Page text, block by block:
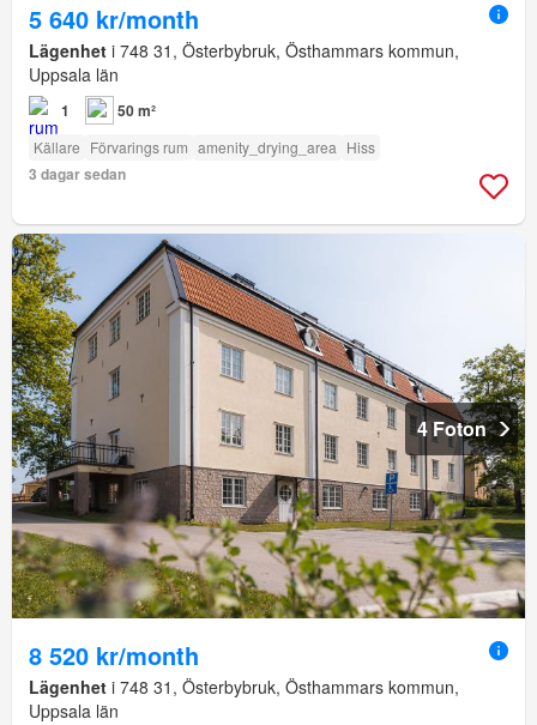
5 640 kr/month
Lägenhet i 748 31, Österbybruk, Östhammars kommun,
Uppsala län
1 50 m²
Källare Förvarings rum amenity_drying_area Hiss
3 dagar sedan
4 Foton
8 520 kr/month
Lägenhet i 748 31, Österbybruk, Östhammars kommun,
Uppsala län